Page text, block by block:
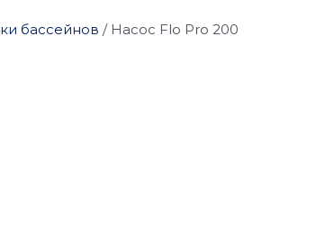
бассейнов / Насос Flo Pro 200